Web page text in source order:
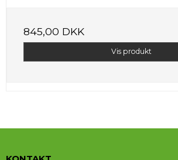
845,00 DKK
Vis produkt